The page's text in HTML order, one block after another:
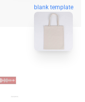
blank template